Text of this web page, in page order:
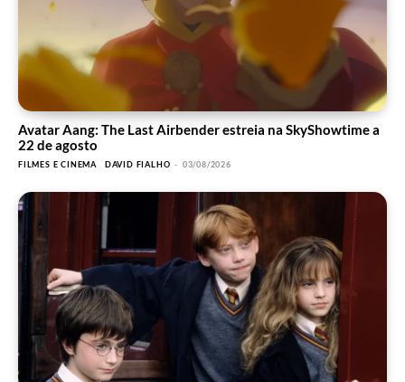
Avatar Aang: The Last Airbender estreia na SkyShowtime a
22 de agosto
FILMES E CINEMA DAVID FIALHO - 03/08/2026